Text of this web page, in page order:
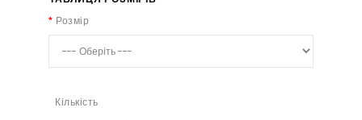
Розмір
Кількість